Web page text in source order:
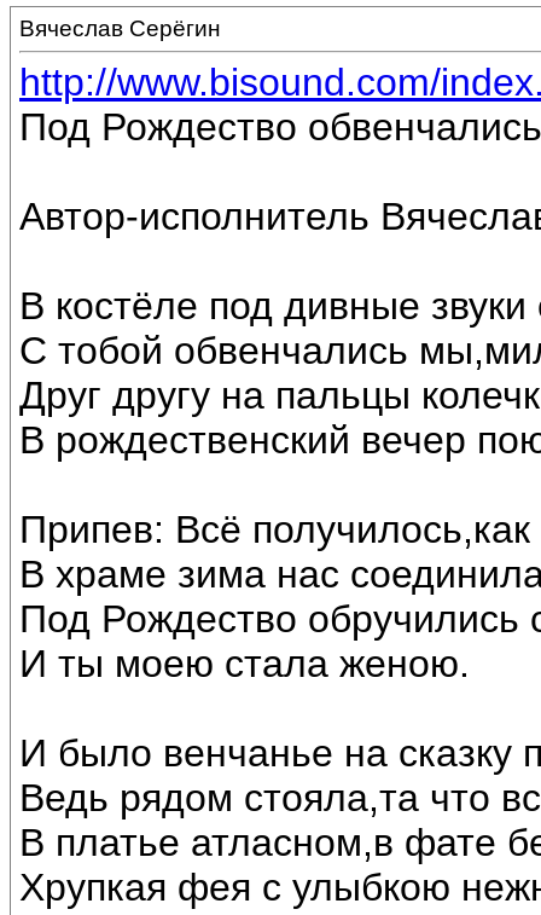
Вячеслав Серёгин
http://www.bisound.com/
Под Рождество
Автор-исполнитель
В костёле под дивные звуки
С тобой обвенчались
Друг другу на пальцы
В рождественский вечер
Припев: Всё
В храме зима нас
Под Рождество обручились
И ты моею стала женою.
И было венчанье на сказку
Ведь рядом стояла,та что
В платье атласном,в фате
Хрупкая фея с улыбкою